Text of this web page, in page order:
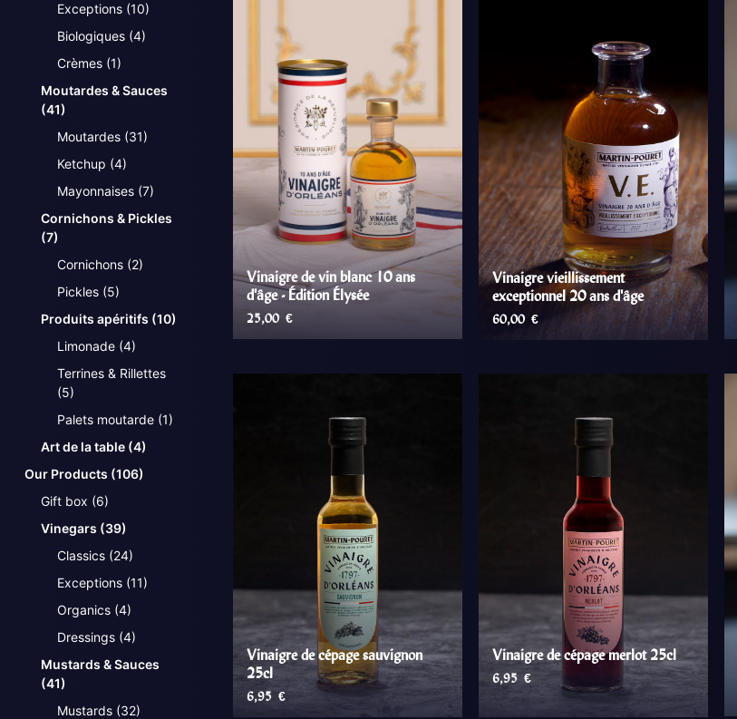
Exceptions (10)
Biologiques (4)
Crèmes (1)
Moutardes & Sauces
(41)
Moutardes (31)
Ketchup (4)
Mayonnaises (7)
Cornichons & Pickles
(7)
Cornichons (2)
Pickles (5)
Produits apéritifs (10)
Limonade (4)
Terrines & Rillettes
(5)
Palets moutarde (1)
Art de la table (4)
Our Products (106)
Gift box (6)
Vinegars (39)
Classics (24)
Exceptions (11)
Organics (4)
Dressings (4)
Mustards & Sauces
(41)
Mustards (32)
AJOUTER AU PANIER
Vinaigre de vin blanc 10 ans
d'âge - Édition Élysée
25,00 €
AJOUTER AU PANIER
Vinaigre vieillissement
exceptionnel 20 ans d'âge
60,00 €
Vinaigre de cépage sauvignon
25cl
6,95 €
Vinaigre de cépage merlot 25cl
6,95 €